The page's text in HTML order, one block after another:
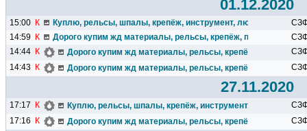
01.12.2020
15:00 К Куплю, рельсы, шпалы, крепёж, инструмент, любые жд
14:59 К Дорого купим жд материалы, рельсы, крепёж, путевой
14:44 К Дорого купим жд материалы, рельсы, крепёж, путевой
14:43 К Дорого купим жд материалы, рельсы, крепёж, путевой
27.11.2020
17:17 К Куплю, рельсы, шпалы, крепёж, инструмент, любые жд
17:16
К Дорого купим жд материалы, рельсы, крепёж, путевой